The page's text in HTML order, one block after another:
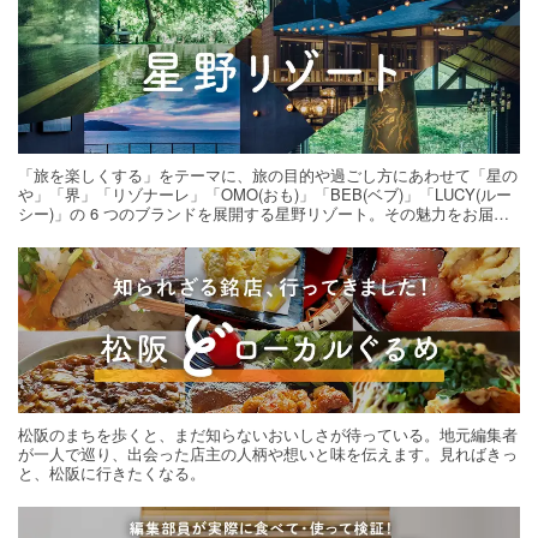
「旅を楽しくする」をテーマに、旅の目的や過ごし方にあわせて「星の
や」「界」「リゾナーレ」「OMO(おも)」「BEB(ベブ)」「LUCY(ルー
シー)」の 6 つのブランドを展開する星野リゾート。その魅力をお届け
松阪のまちを歩くと、まだ知らないおいしさが待っている。地元編集者
が一人で巡り、出会った店主の人柄や想いと味を伝えます。見ればきっ
と、松阪に行きたくなる。